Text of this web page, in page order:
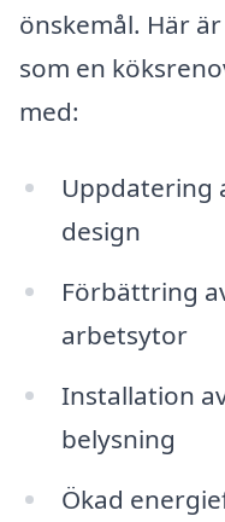
önskemål. Här
som en
med:
Uppdatering
design
Förbättring
arbetsytor
Installation
belysning
Ökad